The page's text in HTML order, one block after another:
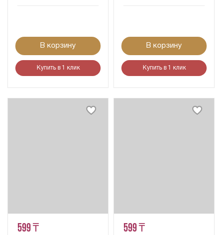
В корзину
Купить в 1 клик
В корзину
Купить в 1 клик
599 ₸ 599 ₸